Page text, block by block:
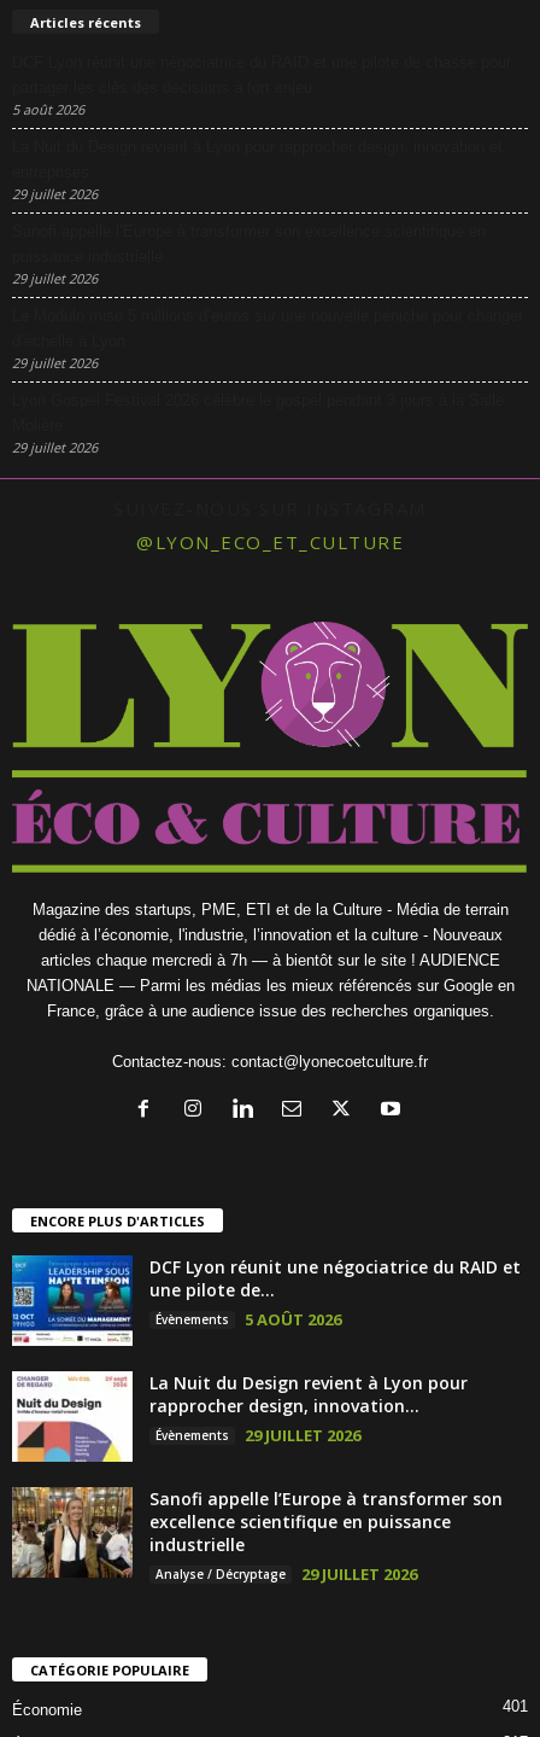
Articles récents
5 août 2026
29 juillet 2026
29 juillet 2026
29 juillet 2026
29 juillet 2026
@LYON_ECO_ET_CULTURE
Magazine des startups, PME, ETI et de la Culture - Média de terrain
dédié à l’économie, l'industrie, l’innovation et la culture - Nouveaux
articles chaque mercredi à 7h — à bientôt sur le site ! AUDIENCE
NATIONALE — Parmi les médias les mieux référencés sur Google en
France, grâce à une audience issue des recherches organiques.
Contactez-nous: contact@lyonecoetculture.fr
ENCORE PLUS D'ARTICLES
DCF Lyon réunit une négociatrice du RAID et
une pilote de...
Évènements 5 AOÛT 2026
La Nuit du Design revient à Lyon pour
rapprocher design, innovation...
Évènements 29 JUILLET 2026
Sanofi appelle l’Europe à transformer son
excellence scientifique en puissance
industrielle
Analyse / Décryptage 29 JUILLET 2026
CATÉGORIE POPULAIRE
Économie
401